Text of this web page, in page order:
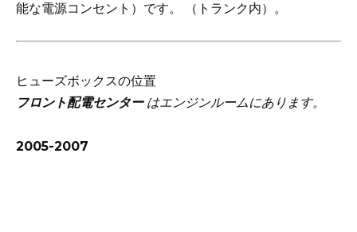
能な電源コンセント）です。 （トランク内）。
ヒューズボックスの位置
フロント配電センターはエンジンルームにあります。
2005-2007